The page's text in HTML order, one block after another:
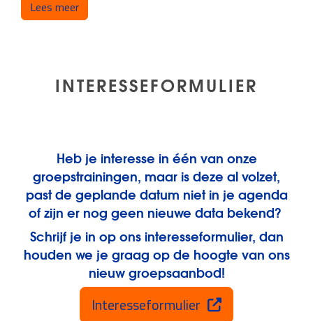
Lees meerover Workshop: Psychologische diagnoses:
INTERESSEFORMULIER
Heb je interesse in één van onze
groepstrainingen, maar is deze al volzet,
past de geplande datum niet in je agenda
of zijn er nog geen nieuwe data bekend?
Schrijf je in op ons interesseformulier, dan
houden we je graag op de hoogte van ons
nieuw groepsaanbod!
Interesseformulier